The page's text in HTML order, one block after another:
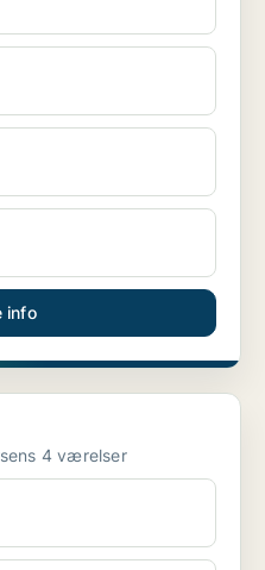
info
Lejlighed til salg i 8700 Horsens 4 værelser